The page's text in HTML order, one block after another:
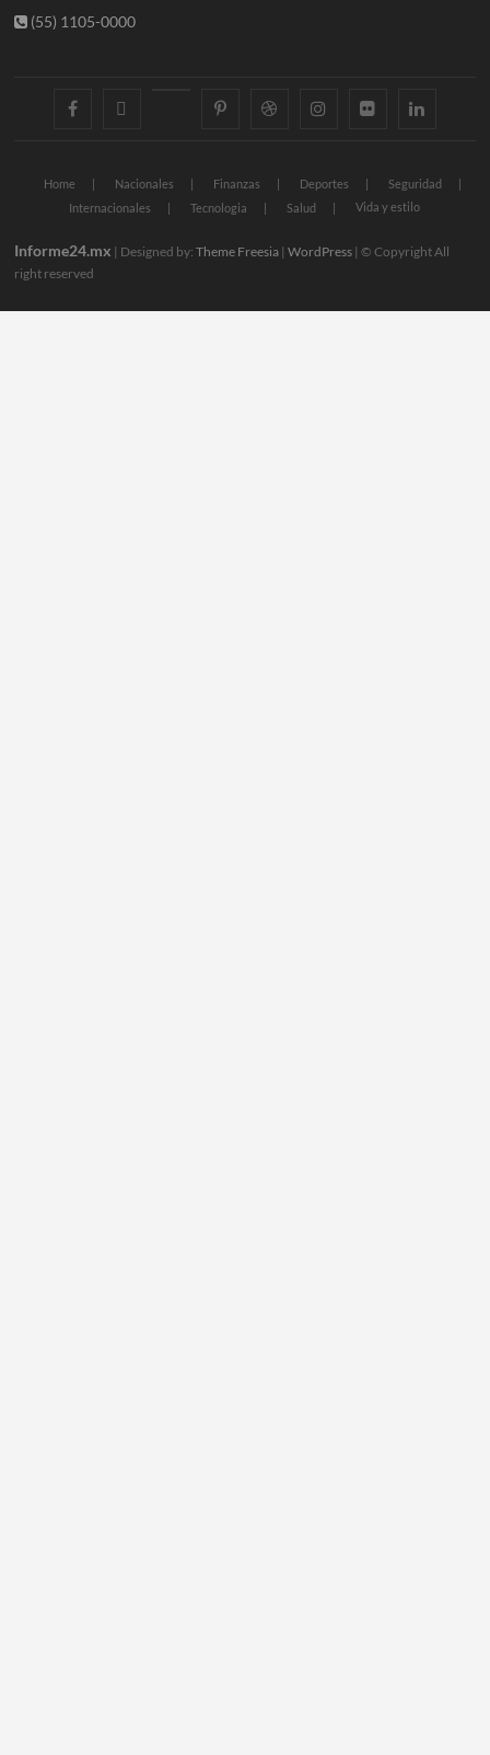
(55) 1105-0000
facebook googlepluspinterestdribbble instagramflickr linkedin
Home Nacionales Finanzas Deportes
Seguridad
Internacionales
Tecnologia Salud Vida y estilo
Informe24.mx | Designed by:Theme Freesia |WordPress | © Copyright All
right reserved